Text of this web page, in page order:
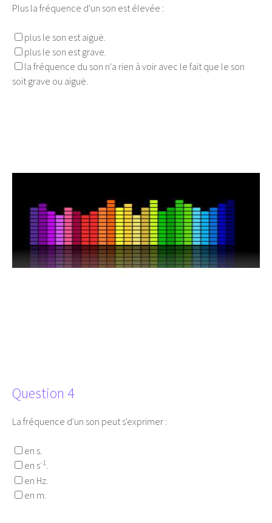
Plus la fréquence d'un son est élevée :
plus le son est aiguë.
plus le son est grave.
la fréquence du son n'a rien à voir avec le fait que le son
soit grave ou aiguë.
Question 4
La fréquence d'un son peut s'exprimer :
en s.
en s-1.
en Hz.
en m.